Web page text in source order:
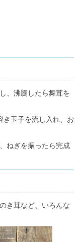
、沸騰したら舞茸を
玉子を流し入れ、お
ねぎを振ったら完成
き茸など、いろんな